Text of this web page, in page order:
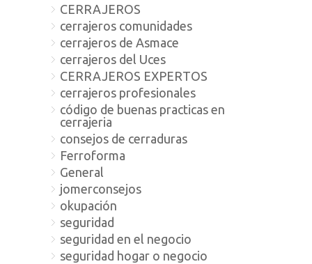
CERRAJEROS
cerrajeros comunidades
cerrajeros de Asmace
cerrajeros del Uces
CERRAJEROS EXPERTOS
cerrajeros profesionales
código de buenas practicas en
cerrajeria
consejos de cerraduras
Ferroforma
General
jomerconsejos
okupación
seguridad
seguridad en el negocio
seguridad hogar o negocio